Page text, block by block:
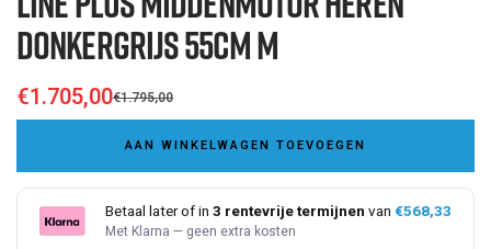
Donkergrijs 55cm M
Sale
€1.705,00
Regular
price
€1.795,00
AAN WINKELWAGEN TOEVOEGEN
Betaal later of in 3 rentevrije termijnen van €568,33
Met Klarna — geen extra kosten